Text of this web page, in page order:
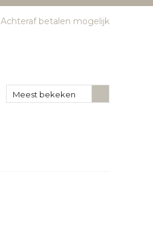
Achteraf betalen mogelijk
Meest bekeken